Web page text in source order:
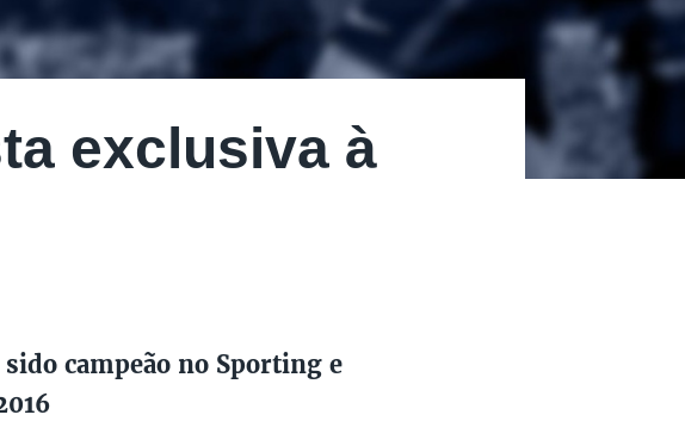
exclusiva à
campeão no Sporting e